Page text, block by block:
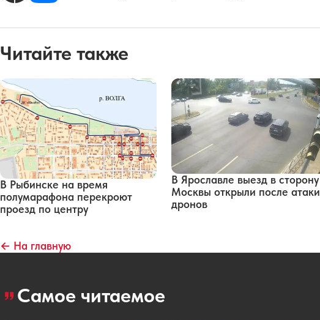
Читайте также
В Рыбинске на время
полумарафона перекроют
проезд по центру
В Ярославле выезд в сторону
Москвы открыли после атаки
дронов
← На главную
Самое читаемое